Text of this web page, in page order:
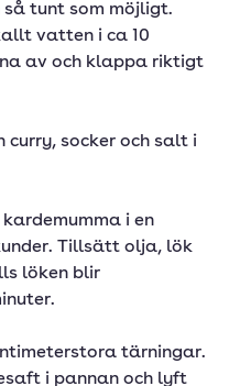
tunt som möjligt.
vatten i ca 10
av och klappa riktigt
curry, socker och salt i
i en
Tillsätt olja, lök
löken blir
tärningar.
i pannan och lyft